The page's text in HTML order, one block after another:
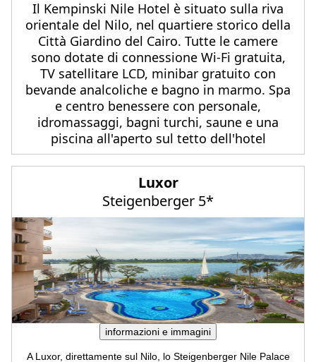
Il Kempinski Nile Hotel è situato sulla riva
orientale del Nilo, nel quartiere storico della
Città Giardino del Cairo. Tutte le camere
sono dotate di connessione Wi-Fi gratuita,
TV satellitare LCD, minibar gratuito con
bevande analcoliche e bagno in marmo. Spa
e centro benessere con personale,
idromassaggi, bagni turchi, saune e una
piscina all'aperto sul tetto dell'hotel
Luxor
Steigenberger 5*
informazioni e immagini
A Luxor, direttamente sul Nilo, lo Steigenberger Nile Palace